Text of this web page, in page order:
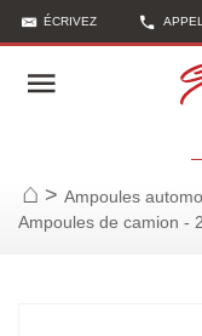
ÉCRIVEZ APPEL
Page d'accueil
> Ampoules
Ampoules de camion -